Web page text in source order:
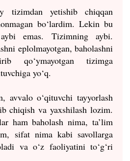
tizimdan yetishib chiqqan
bo‘lardim. Lekin bu
aybi emas. Tizimning aybi.
eplolmayotgan, baholashni
qo‘ymayotgan tizimga
yo‘q.
avvalo o‘qituvchi tayyorlash
chiqish va yaxshilash lozim.
ham baholash nima, ta’lim
sifat nima kabi savollarga
va o‘z faoliyatini to‘g‘ri